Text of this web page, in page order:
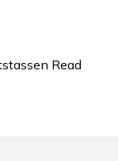
Read